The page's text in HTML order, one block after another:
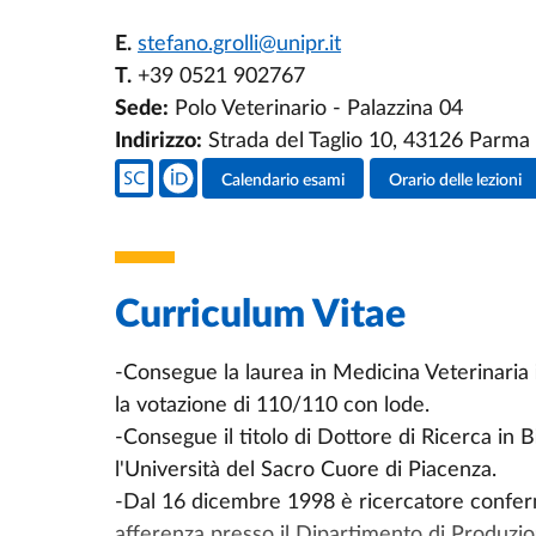
E. stefano.grolli@unipr.it
T. +39 0521 902767
Sede: Polo Veterinario - Palazzina 04
Indirizzo: Strada del Taglio 10, 43126 Parma
Social del docente
Calendario esami Orario delle lezioni
Curriculum Vitae
-Consegue la laurea in Medicina
la votazione di 110/110 con lode.
-Consegue il titolo di Dottore di Ricerca in
l'Università del Sacro Cuore di Piacenza.
-Dal 16 dicembre 1998 è ricercatore